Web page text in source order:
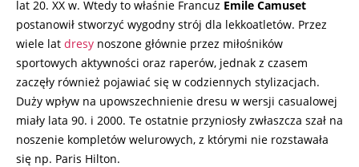
lat 20. XX w. Wtedy to właśnie Francuz Emile Camuset
postanowił stworzyć wygodny strój dla lekkoatletów. Przez
wiele lat dresy noszone głównie przez miłośników
sportowych aktywności oraz raperów, jednak z czasem
zaczęły również pojawiać się w codziennych stylizacjach.
Duży wpływ na upowszechnienie dresu w wersji casualowej
miały lata 90. i 2000. Te ostatnie przyniosły zwłaszcza szał na
noszenie kompletów welurowych, z którymi nie rozstawała
się np. Paris Hilton.